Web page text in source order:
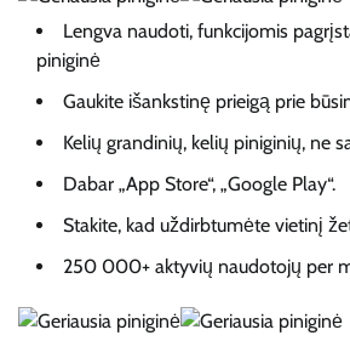
Lengva naudoti, funkcijomis
piniginė
Gaukite išankstinę prieigą prie
Kelių grandinių, kelių piniginių, ne
Dabar „App Store“, „Google Play“.
Stakite, kad uždirbtumėte vietinį
250 000+ aktyvių naudotojų per